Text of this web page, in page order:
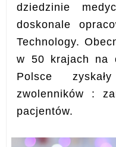
dziedzinie
doskonale
Technology.
w 50 krajach na
Polsce
zwolenników :
pacjentów.